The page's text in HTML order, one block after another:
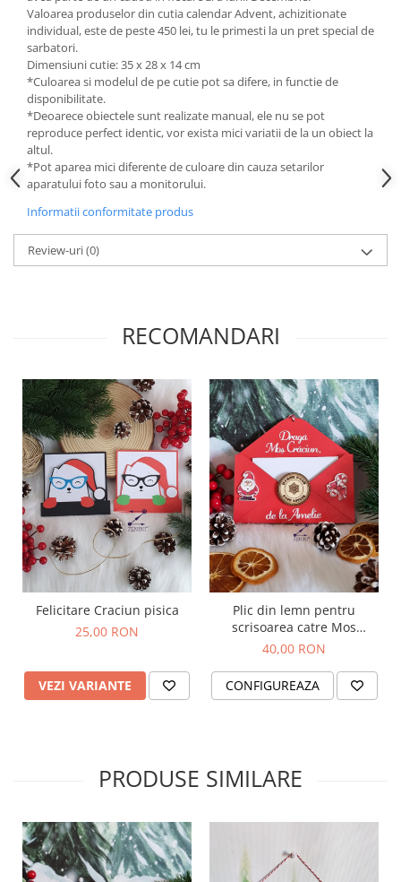
Valoarea produselor din cutia calendar Advent, achizitionate
individual, este de peste 450 lei, tu le primesti la un pret special de
sarbatori.
Dimensiuni cutie: 35 x 28 x 14 cm
*Culoarea si modelul de pe cutie pot sa difere, in functie de
disponibilitate.
*Deoarece obiectele sunt realizate manual, ele nu se pot
reproduce perfect identic, vor exista mici variatii de la un obiect la
altul.
*Pot aparea mici diferente de culoare din cauza setarilor
aparatului foto sau a monitorului.
Informatii conformitate produs
Review-uri(0)
RECOMANDARI
Felicitare Craciun pisica
25,00 RON
VEZI VARIANTE
Plic din lemn pentru
scrisoarea catre Mos
Craciun
40,00 RON
CONFIGUREAZA
PRODUSE SIMILARE